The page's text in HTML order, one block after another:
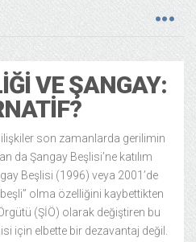
VE ŞANGAY:
son zamanlarda gerilimin
da Şangay Beşlisi’ne katılım
Beşlisi (1996) veya 2001’de
olma özelliğini kaybettikten
(ŞİÖ) olarak değiştiren bu
için elbette bir dezavantaj değil.